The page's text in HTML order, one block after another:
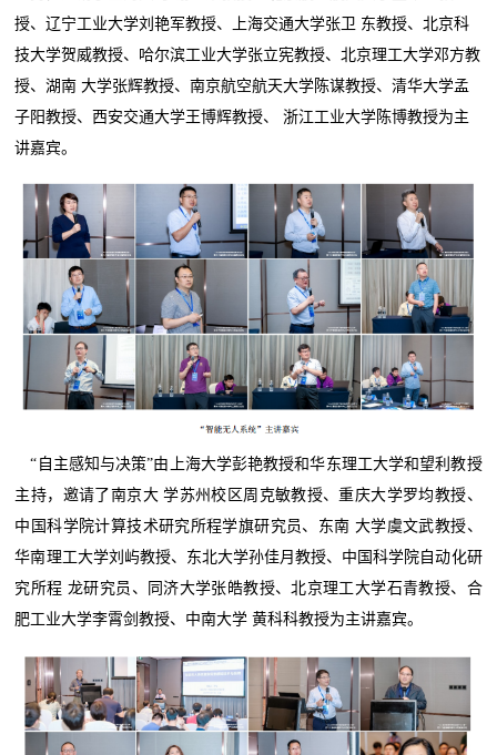
授、辽宁工业大学刘艳军教授、上海交通大学张卫 东教授、北京科
技大学贺威教授、哈尔滨工业大学张立宪教授、北京理工大学邓方教
授、湖南 大学张辉教授、南京航空航天大学陈谋教授、清华大学孟
子阳教授、西安交通大学王博辉教授、 浙江工业大学陈博教授为主
讲嘉宾。
“自主感知与决策”由上海大学彭艳教授和华东理工大学和望利教授
主持，邀请了南京大 学苏州校区周克敏教授、重庆大学罗均教授、
中国科学院计算技术研究所程学旗研究员、东南 大学虞文武教授、
华南理工大学刘屿教授、东北大学孙佳月教授、中国科学院自动化研
究所程 龙研究员、同济大学张皓教授、北京理工大学石青教授、合
肥工业大学李霄剑教授、中南大学 黄科科教授为主讲嘉宾。